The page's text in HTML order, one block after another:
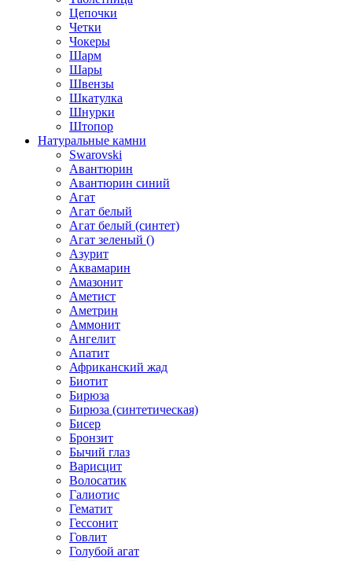
Цепочки
Четки
Чокеры
Шарм
Шары
Швензы
Шкатулка
Шнурки
Штопор
Натуральные камни
Swarovski
Авантюрин
Авантюрин синий
Агат
Агат белый
Агат белый (синтет)
Агат зеленый ()
Азурит
Аквамарин
Амазонит
Аметист
Аметрин
Аммонит
Ангелит
Апатит
Африканский жад
Биотит
Бирюза
Бирюза (синтетическая)
Бисер
Бронзит
Бычий глаз
Варисцит
Волосатик
Галиотис
Гематит
Гессонит
Говлит
Голубой агат